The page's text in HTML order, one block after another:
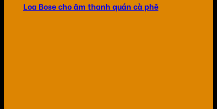
Loa Bose cho âm thanh quán cà phê